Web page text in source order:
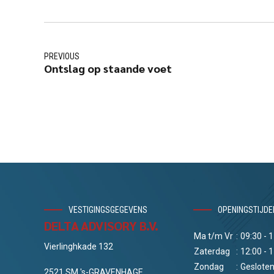
PREVIOUS
Ontslag op staande voet
VESTIGINGSGEGEVENS
DELTA ADVISORY B.V.
Vierlinghkade 132
2521 SM 's-GRAVENHAGE
Ma t/m Vr : 09:30 -
Zaterdag
: 12:00 -
Zondag
: Gesloten